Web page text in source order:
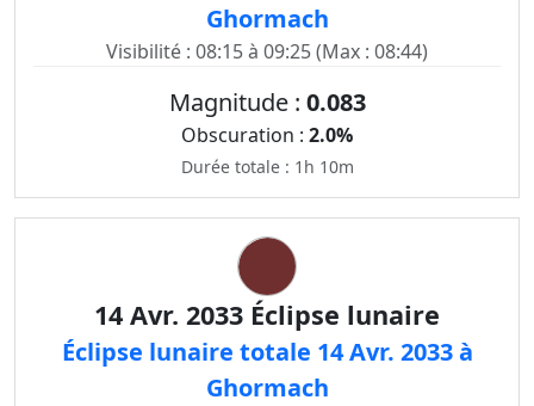
Ghormach
Visibilité : 08:15 à 09:25 (Max : 08:44)
Magnitude : 0.083
Obscuration : 2.0%
Durée totale : 1h 10m
14 Avr. 2033 Éclipse lunaire
Éclipse lunaire totale 14 Avr. 2033 à
Ghormach